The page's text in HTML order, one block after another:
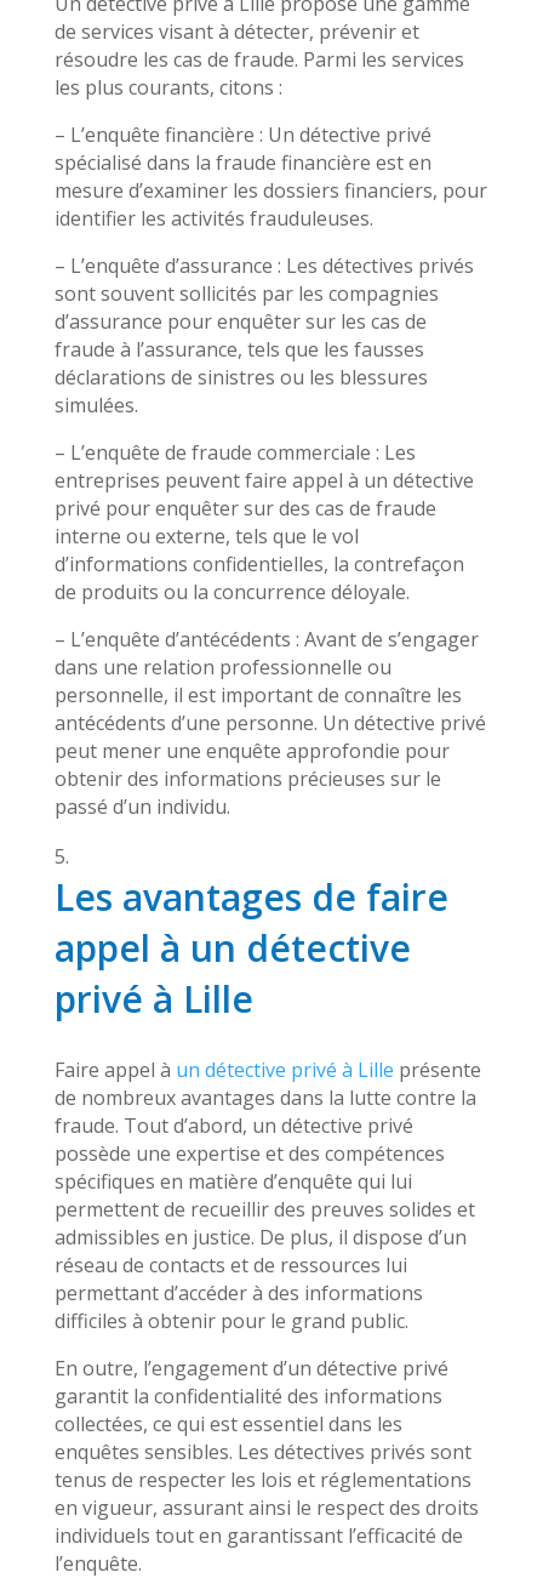
de services visant à détecter, prévenir et
résoudre les cas de fraude. Parmi les services
les plus courants, citons :
– L’enquête financière : Un détective privé
spécialisé dans la fraude financière est en
mesure d’examiner les dossiers financiers, pour
identifier les activités frauduleuses.
– L’enquête d’assurance : Les détectives privés
sont souvent sollicités par les compagnies
d’assurance pour enquêter sur les cas de
fraude à l’assurance, tels que les fausses
déclarations de sinistres ou les blessures
simulées.
– L’enquête de fraude commerciale : Les
entreprises peuvent faire appel à un détective
privé pour enquêter sur des cas de fraude
interne ou externe, tels que le vol
d’informations confidentielles, la contrefaçon
de produits ou la concurrence déloyale.
– L’enquête d’antécédents : Avant de s’engager
dans une relation professionnelle ou
personnelle, il est important de connaître les
antécédents d’une personne. Un détective privé
peut mener une enquête approfondie pour
obtenir des informations précieuses sur le
passé d’un individu.
Les avantages de faire
appel à un détective
privé à Lille
Faire appel à un détective privé à Lille présente
de nombreux avantages dans la lutte contre la
fraude. Tout d’abord, un détective privé
possède une expertise et des compétences
spécifiques en matière d’enquête qui lui
permettent de recueillir des preuves solides et
admissibles en justice. De plus, il dispose d’un
réseau de contacts et de ressources lui
permettant d’accéder à des informations
difficiles à obtenir pour le grand public.
En outre, l’engagement d’un détective privé
garantit la confidentialité des informations
collectées, ce qui est essentiel dans les
enquêtes sensibles. Les détectives privés sont
tenus de respecter les lois et réglementations
en vigueur, assurant ainsi le respect des droits
individuels tout en garantissant l’efficacité de
l’enquête.